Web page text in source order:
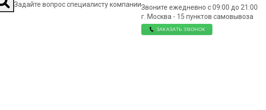
Задайте вопрос специалисту компанииЗвоните ежедневно с 09:00 до 21:00
г. Москва - 15 пунктов самовывоза
ЗАКАЗАТЬ ЗВОНОК